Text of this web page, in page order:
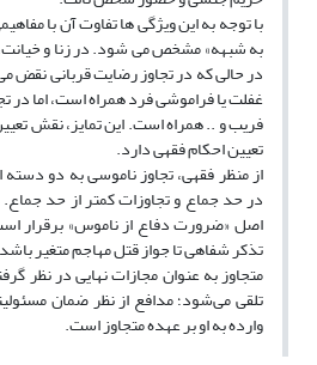
با توجه به این ویژگی ها تفاوت آن با
به شبهه» مشخص می شود. در زنا و
در حالی که در تجاوز رضایت قربانی نقض
غفلت یا فراموشی فرد همراه است، اما در
فریب و .. همراه است. این تمایز، نقش
تعیین احکام فقهی دارد.
از منظر فقهی، تجاوز ناموسی به دو
در حد جماع و تجاوزات کمتر از حد
اصل «ضرورت دفاع از ناموس» برقرار
تذکر شفاهی تا جواز قتل مهاجم متغیر
متجاوز به عنوان مجازات نهایی در نظر
تلقی می‌شود؛ مدافع از نظر ضمان
وارده به او بر عهده متجاوز است.